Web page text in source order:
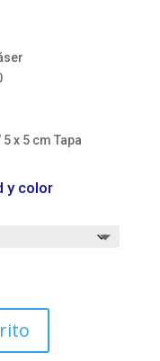
x 5 cm Tapa
y color